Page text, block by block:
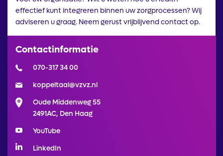
effectief kunt integreren binnen uw zorgprocessen? Wij
adviseren u graag. Neem gerust vrijblijvend contact op.
Contactinformatie
070-317 34 00
koppeltaal@vzvz.nl
Oude Middenweg 55
2491AC, Den Haag
YouTube
LinkedIn